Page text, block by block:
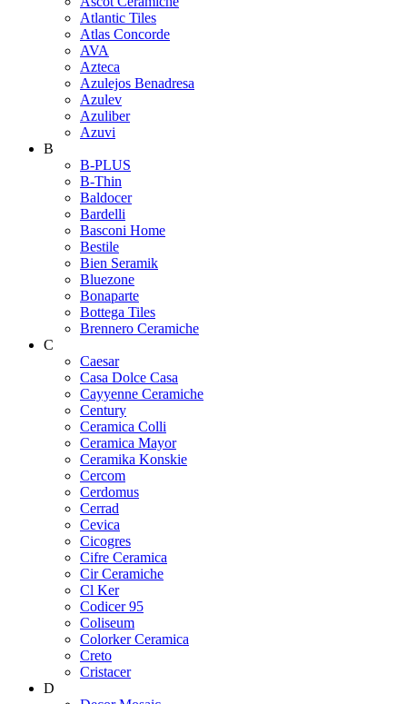
Atlantic Tiles
Atlas Concorde
AVA
Azteca
Azulejos Benadresa
Azulev
Azuliber
Azuvi
B
B-PLUS
B-Thin
Baldocer
Bardelli
Basconi Home
Bestile
Bien Seramik
Bluezone
Bonaparte
Bottega Tiles
Brennero Ceramiche
C
Caesar
Casa Dolce Casa
Cayyenne Ceramiche
Century
Ceramica Colli
Ceramica Mayor
Ceramika Konskie
Cercom
Cerdomus
Cerrad
Cevica
Cicogres
Cifre Ceramica
Cir Ceramiche
Cl Ker
Codicer 95
Coliseum
Colorker Ceramica
Creto
Cristacer
D